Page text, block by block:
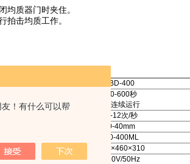
！有什么可以帮
均质器门时夹住。
拍击均质工作。
BD-400
10-600秒
或连续运行
3-12次/秒
0-40mm
30-400ML
250×460×310
220V/50Hz